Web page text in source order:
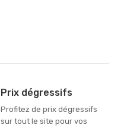
Prix dégressifs
Profitez de prix dégressifs
sur tout le site pour vos